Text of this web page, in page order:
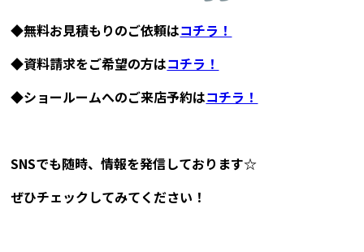
◆無料お見積もりのご依頼はコチラ！
◆資料請求をご希望の方はコチラ！
◆ショールームへのご来店予約はコチラ！
SNSでも随時、情報を発信しております☆
ぜひチェックしてみてください！